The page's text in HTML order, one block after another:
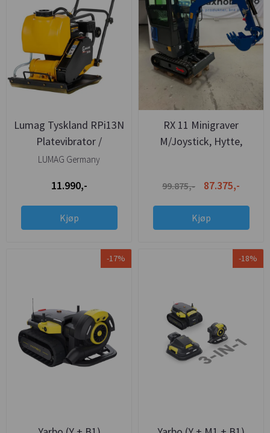
Lumag Tyskland RPi13N
Platevibrator /
Hoppetusse M/Vantank -
LUMAG Germany
11.990,-
Kjøp
RX 11 Minigraver
M/Joystick, Hytte,
99.875,- 87.375,-
Kjøp
-17% -18%